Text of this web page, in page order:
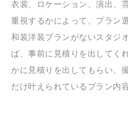
衣裳、ロケーション、演出、
重視するかによって、プラン
和装洋装プランがないスタジ
ば、事前に見積りを出してく
かに見積りを出してもらい、
だけ叶えられているプラン内